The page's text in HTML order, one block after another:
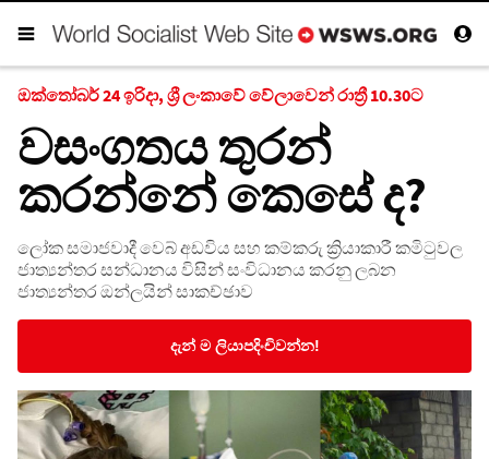
ඔක්තෝබර් 24 ඉරිදා, ශ්‍රී ලංකාවේ වේලාවෙන් රාත්‍රී 10.30ට
වසංගතය තුරන්
කරන්නේ කෙසේ ද?
ලෝක සමාජවාදී වෙබ් අඩවිය සහ කම්කරු ක්‍රියාකාරී කමිටුවල
ජාත්‍යන්තර සන්ධානය විසින් සංවිධානය කරනු ලබන
ජාත්‍යන්තර ඔන්ලයින් සාකච්ඡාව
දැන් ම ලියාපදිංචිවන්න!